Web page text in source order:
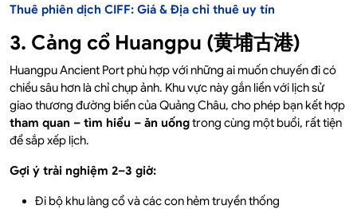
Thuê phiên dịch CIFF: Giá & Địa chỉ thuê uy tín
3. Cảng cổ Huangpu (黄埔古港)
Huangpu Ancient Port phù hợp với những ai muốn chuyến đi có
chiều sâu hơn là chỉ chụp ảnh. Khu vực này gắn liền với lịch sử
giao thương đường biển của Quảng Châu, cho phép bạn kết hợp
tham quan – tìm hiểu – ăn uốngtrong cùng một buổi, rất tiện
để sắp xếp lịch.
Gợi ý trải nghiệm 2–3 giờ:
Đi bộ khu làng cổ và các con hẻm truyền thống